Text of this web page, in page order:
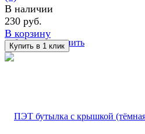
избранное сравнить
В наличии
230 руб.
В корзину